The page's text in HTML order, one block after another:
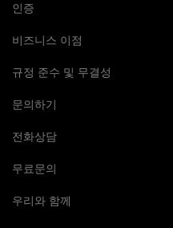
인증
비즈니스 이점
규정 준수 및 무결성
문의하기
전화상담
무료문의
우리와 함께